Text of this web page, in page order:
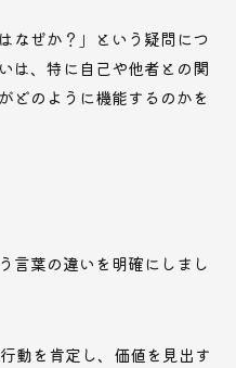
なぜか？」という疑問につ
は、特に自己や他者との関
どのように機能するのかを
言葉の違いを明確にしまし
動を肯定し、価値を見出す